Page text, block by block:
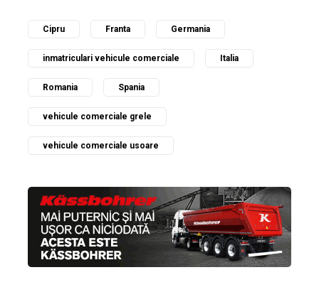
Cipru Franta Germania
inmatriculari vehicule comerciale Italia
Romania Spania
vehicule comerciale grele
vehicule comerciale usoare